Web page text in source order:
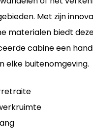
Met zijn
materialen biedt
cabine een
elke buitenomgeving.